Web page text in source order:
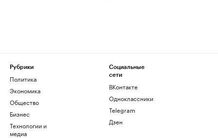
Рубрики
Политика
Экономика
Общество
Бизнес
Технологии и
медиа
Социальные
сети
ВКонтакте
Одноклассники
Telegram
Дзен